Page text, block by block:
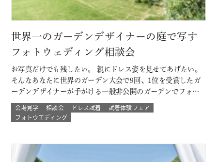
世界一のガーデンデザイナーの庭で写す
フォトウェディング相談会
お写真だけでも残したい。 親にドレス姿を見せてあげたい。
そんなあなたに世界のガーデン大会で9回、1位を受賞したガ
ーデンデザイナーが手がける一般非公開のガーデンでフォト
ウェディング。 プロのカメラマンと一緒に 二人以外は誰もい
ない こだわりのプライベートガーデンでのウェディングフォ
会場見学 相談会 ドレス試着
試着体験フェア
フォトウエディング